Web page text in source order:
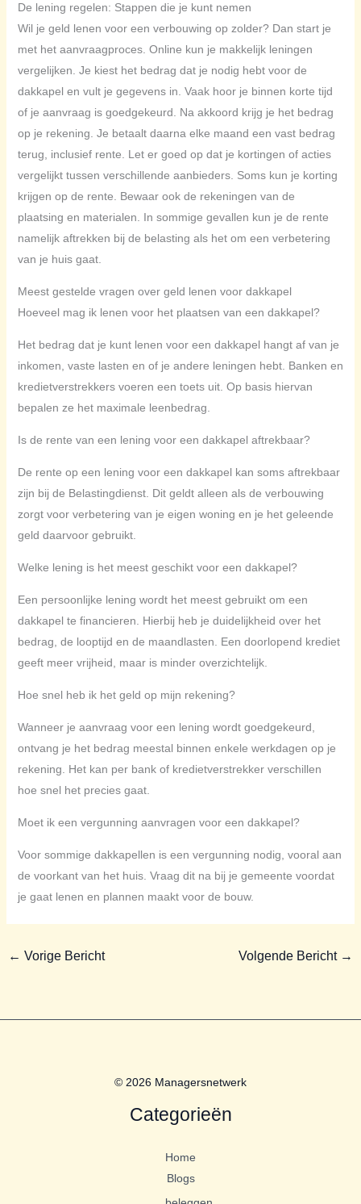
De lening regelen: Stappen die je kunt nemen
Wil je geld lenen voor een verbouwing op zolder? Dan start je
met het aanvraagproces. Online kun je makkelijk leningen
vergelijken. Je kiest het bedrag dat je nodig hebt voor de
dakkapel en vult je gegevens in. Vaak hoor je binnen korte tijd
of je aanvraag is goedgekeurd. Na akkoord krijg je het bedrag
op je rekening. Je betaalt daarna elke maand een vast bedrag
terug, inclusief rente. Let er goed op dat je kortingen of acties
vergelijkt tussen verschillende aanbieders. Soms kun je korting
krijgen op de rente. Bewaar ook de rekeningen van de
plaatsing en materialen. In sommige gevallen kun je de rente
namelijk aftrekken bij de belasting als het om een verbetering
van je huis gaat.
Meest gestelde vragen over geld lenen voor dakkapel
Hoeveel mag ik lenen voor het plaatsen van een dakkapel?
Het bedrag dat je kunt lenen voor een dakkapel hangt af van je
inkomen, vaste lasten en of je andere leningen hebt. Banken en
kredietverstrekkers voeren een toets uit. Op basis hiervan
bepalen ze het maximale leenbedrag.
Is de rente van een lening voor een dakkapel aftrekbaar?
De rente op een lening voor een dakkapel kan soms aftrekbaar
zijn bij de Belastingdienst. Dit geldt alleen als de verbouwing
zorgt voor verbetering van je eigen woning en je het geleende
geld daarvoor gebruikt.
Welke lening is het meest geschikt voor een dakkapel?
Een persoonlijke lening wordt het meest gebruikt om een
dakkapel te financieren. Hierbij heb je duidelijkheid over het
bedrag, de looptijd en de maandlasten. Een doorlopend krediet
geeft meer vrijheid, maar is minder overzichtelijk.
Hoe snel heb ik het geld op mijn rekening?
Wanneer je aanvraag voor een lening wordt goedgekeurd,
ontvang je het bedrag meestal binnen enkele werkdagen op je
rekening. Het kan per bank of kredietverstrekker verschillen
hoe snel het precies gaat.
Moet ik een vergunning aanvragen voor een dakkapel?
Voor sommige dakkapellen is een vergunning nodig, vooral aan
de voorkant van het huis. Vraag dit na bij je gemeente voordat
je gaat lenen en plannen maakt voor de bouw.
← Vorige Bericht Volgende Bericht →
© 2026 Managersnetwerk
Categorieën
Home
Blogs